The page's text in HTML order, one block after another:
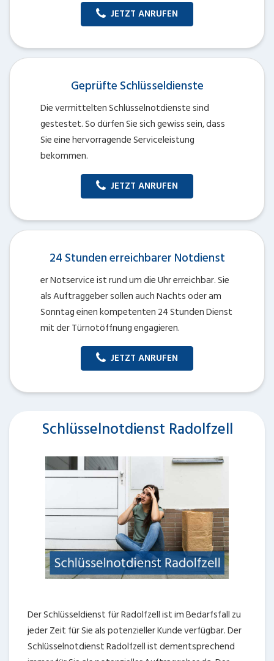
JETZT ANRUFEN
Geprüfte Schlüsseldienste
Die vermittelten Schlüsselnotdienste sind
gestestet. So dürfen Sie sich gewiss sein, dass
Sie eine hervorragende Serviceleistung
bekommen.
JETZT ANRUFEN
24 Stunden erreichbarer Notdienst
er Notservice ist rund um die Uhr erreichbar. Sie
als Auftraggeber sollen auch Nachts oder am
Sonntag einen kompetenten 24 Stunden Dienst
mit der Türnotöffnung engagieren.
JETZT ANRUFEN
Schlüsselnotdienst Radolfzell
Der Schlüsseldienst für Radolfzell ist im Bedarfsfall zu
jeder Zeit für Sie als potenzieller Kunde verfügbar. Der
Schlüsselnotdienst Radolfzell ist dementsprechend